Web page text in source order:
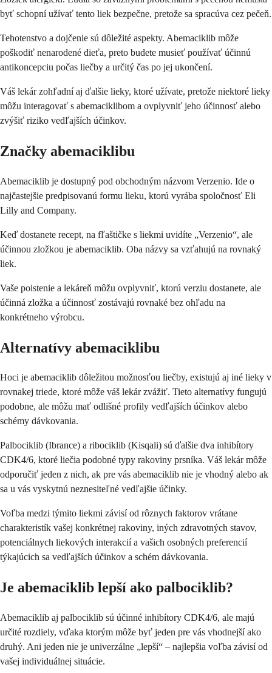
byť schopní užívať tento liek bezpečne, pretože sa spracúva cez pečeň.
Tehotenstvo a dojčenie sú dôležité aspekty. Abemaciklib môže
poškodiť nenarodené dieťa, preto budete musieť používať účinnú
antikoncepciu počas liečby a určitý čas po jej ukončení.
Váš lekár zohľadní aj ďalšie lieky, ktoré užívate, pretože niektoré lieky
môžu interagovať s abemaciklibom a ovplyvniť jeho účinnosť alebo
zvýšiť riziko vedľajších účinkov.
Značky abemaciklibu
Abemaciklib je dostupný pod obchodným názvom Verzenio. Ide o
najčastejšie predpisovanú formu lieku, ktorú vyrába spoločnosť Eli
Lilly and Company.
Keď dostanete recept, na fľaštičke s liekmi uvidíte „Verzenio“, ale
účinnou zložkou je abemaciklib. Oba názvy sa vzťahujú na rovnaký
liek.
Vaše poistenie a lekáreň môžu ovplyvniť, ktorú verziu dostanete, ale
účinná zložka a účinnosť zostávajú rovnaké bez ohľadu na
konkrétneho výrobcu.
Alternatívy abemaciklibu
Hoci je abemaciklib dôležitou možnosťou liečby, existujú aj iné lieky v
rovnakej triede, ktoré môže váš lekár zvážiť. Tieto alternatívy fungujú
podobne, ale môžu mať odlišné profily vedľajších účinkov alebo
schémy dávkovania.
Palbociklib (Ibrance) a ribociklib (Kisqali) sú ďalšie dva inhibítory
CDK4/6, ktoré liečia podobné typy rakoviny prsníka. Váš lekár môže
odporučiť jeden z nich, ak pre vás abemaciklib nie je vhodný alebo ak
sa u vás vyskytnú neznesiteľné vedľajšie účinky.
Voľba medzi týmito liekmi závisí od rôznych faktorov vrátane
charakteristík vašej konkrétnej rakoviny, iných zdravotných stavov,
potenciálnych liekových interakcií a vašich osobných preferencií
týkajúcich sa vedľajších účinkov a schém dávkovania.
Je abemaciklib lepší ako palbociklib?
Abemaciklib aj palbociklib sú účinné inhibítory CDK4/6, ale majú
určité rozdiely, vďaka ktorým môže byť jeden pre vás vhodnejší ako
druhý. Ani jeden nie je univerzálne „lepší“ – najlepšia voľba závisí od
vašej individuálnej situácie.